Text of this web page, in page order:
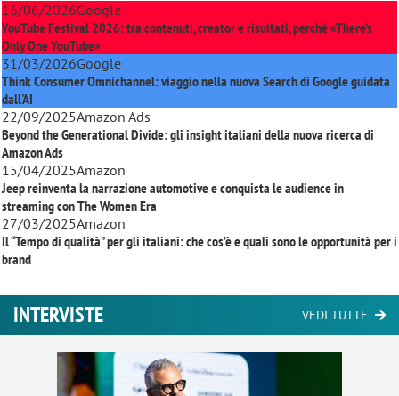
16/06/2026Google
YouTube Festival 2026: tra contenuti, creator e risultati, perché «There’s
Only One YouTube»
31/03/2026Google
Think Consumer Omnichannel: viaggio nella nuova Search di Google guidata
dall'AI
22/09/2025Amazon Ads
Beyond the Generational Divide: gli insight italiani della nuova ricerca di
Amazon Ads
15/04/2025Amazon
Jeep reinventa la narrazione automotive e conquista le audience in
streaming conThe Women Era
27/03/2025Amazon
Il “Tempo di qualità” per gli italiani: che cos’è e quali sono le opportunità per i
brand
INTERVISTE VEDI TUTTE